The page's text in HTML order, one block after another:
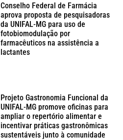
Conselho Federal de Farmácia
aprova proposta de pesquisadoras
da UNIFAL-MG para uso de
fotobiomodulação por
farmacêuticos na assistência a
lactantes
Projeto Gastronomia Funcional da
UNIFAL-MG promove oficinas para
ampliar o repertório alimentar e
incentivar práticas gastronômicas
sustentáveis junto à comunidade